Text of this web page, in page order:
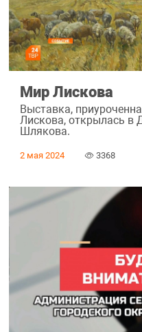
Мир Лискова
Выставка,
Лискова, открылась в
Шлякова.
2 мая 2024 3368